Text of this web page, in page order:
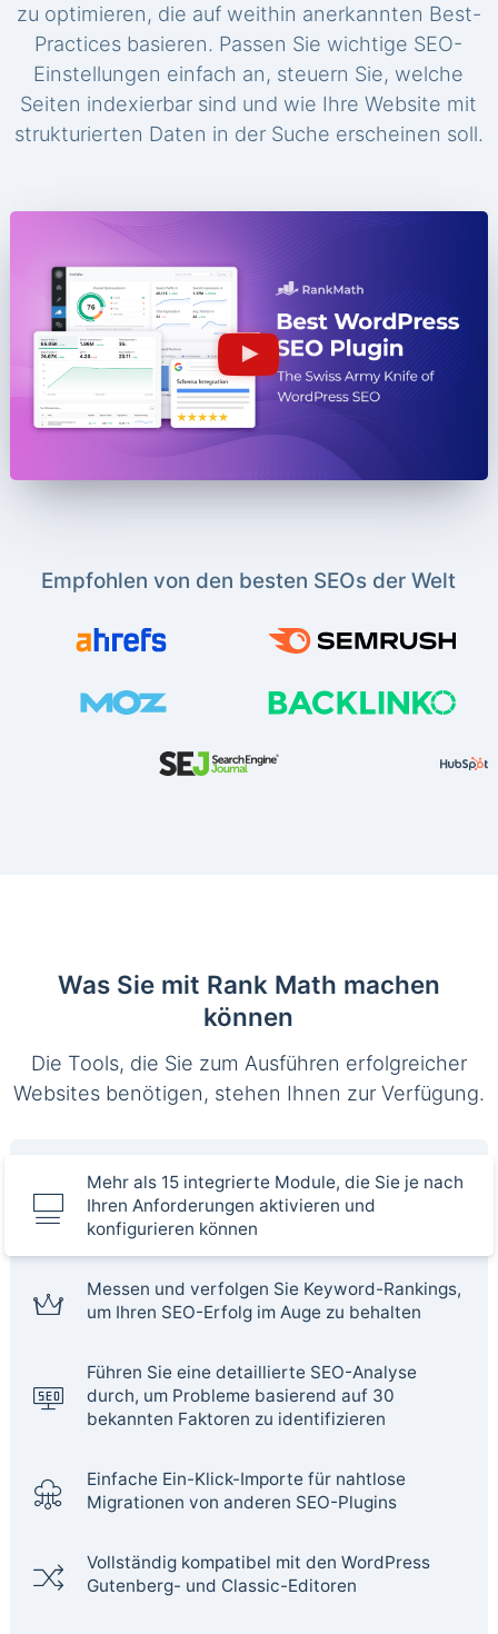
zu optimieren, die auf weithin anerkannten Best-
Practices basieren. Passen Sie wichtige SEO-
Einstellungen einfach an, steuern Sie, welche
Seiten indexierbar sind und wie Ihre Website mit
strukturierten Daten in der Suche erscheinen soll.
Empfohlen von den besten SEOs der Welt
Was Sie mit Rank Math machen
können
Die Tools, die Sie zum Ausführen erfolgreicher
Websites benötigen, stehen Ihnen zur Verfügung.
Mehr als 15 integrierte Module, die Sie je nach
Ihren Anforderungen aktivieren und
konfigurieren können
Messen und verfolgen Sie Keyword-Rankings,
um Ihren SEO-Erfolg im Auge zu behalten
Führen Sie eine detaillierte SEO-Analyse
durch, um Probleme basierend auf 30
bekannten Faktoren zu identifizieren
Einfache Ein-Klick-Importe für nahtlose
Migrationen von anderen SEO-Plugins
Vollständig kompatibel mit den WordPress
Gutenberg- und Classic-Editoren